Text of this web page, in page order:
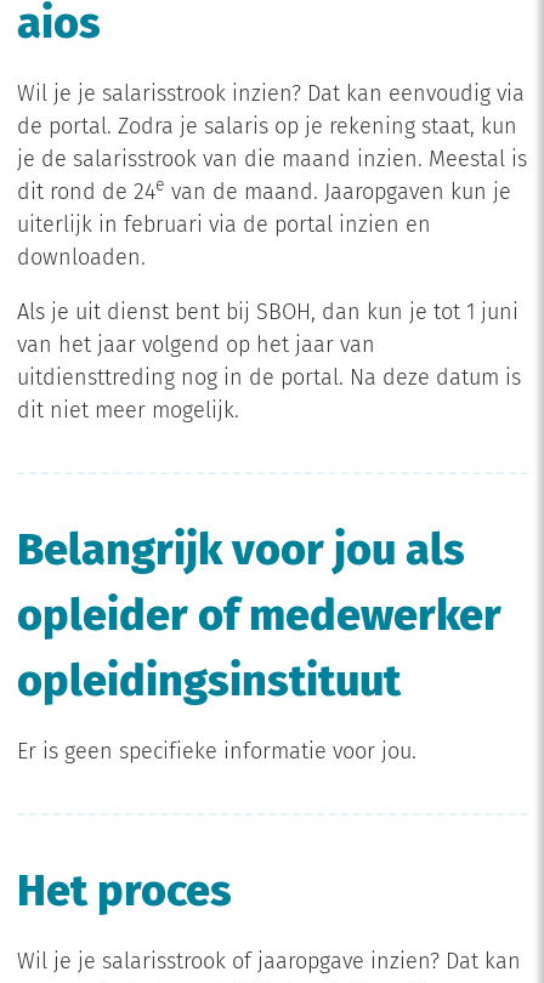
aios
Wil je je salarisstrook inzien? Dat kan eenvoudig via
de portal. Zodra je salaris op je rekening staat, kun
je de salarisstrook van die maand inzien. Meestal is
dit rond de 24e van de maand. Jaaropgaven kun je
uiterlijk in februari via de portal inzien en
downloaden.
Als je uit dienst bent bij SBOH, dan kun je tot 1 juni
van het jaar volgend op het jaar van
uitdiensttreding nog in de portal. Na deze datum is
dit niet meer mogelijk.
Belangrijk voor jou als
opleider of medewerker
opleidingsinstituut
Er is geen specifieke informatie voor jou.
Het proces
Wil je je salarisstrook of jaaropgave inzien? Dat kan